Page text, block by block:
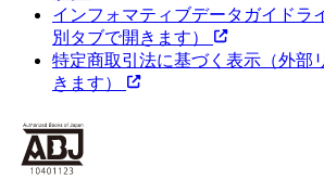
インフォマティブデータガイドラ
別タブで開きます）
特定商取引法に基づく表示 （外部
きます）